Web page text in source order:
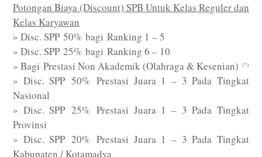
Potongan Biaya (Discount) SPB Untuk Kelas Reguler dan
Kelas Karyawan
» Disc. SPP 50% bagi Ranking 1 – 5
» Disc. SPP 25% bagi Ranking 6 – 10
» Bagi Prestasi Non Akademik (Olahraga & Kesenian) (*)
» Disc. SPP 50% Prestasi Juara 1 – 3 Pada Tingkat
Nasional
» Disc. SPP 25% Prestasi Juara 1 – 3 Pada Tingkat
Provinsi
» Disc. SPP 20% Prestasi Juara 1 – 3 Pada Tingkat
Kabupaten / Kotamadya